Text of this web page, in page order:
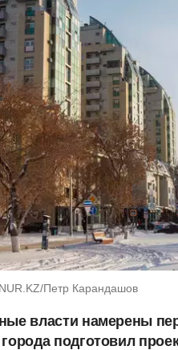
Петр Карандашов
власти намерены
подготовил